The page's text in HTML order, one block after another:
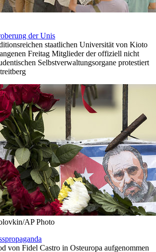
der Unis
staatlichen Universität von Kioto
Freitag Mitglieder der offiziell nicht
Selbstverwaltungsorgane protestiert
AP Photo
von Fidel Castro in Osteuropa aufgenommen